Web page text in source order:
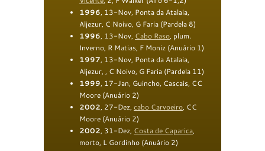
1996, 13-Nov, Ponta da Atalaia,
Aljezur, C Noivo, G Faria (Pardela 8)
1996, 13-Nov, Cabo Raso, plum.
Inverno, R Matias, F Moniz (Anuário 1)
1997, 13-Nov, Ponta da Atalaia,
Aljezur, , C Noivo, G Faria (Pardela 11)
1999, 17-Jan, Guincho, Cascais, CC
Moore (Anuário 2)
2002, 27-Dez, cabo Carvoeiro, CC
Moore (Anuário 2)
2002, 31-Dez, Costa de Caparica,
morto, L Gordinho (Anuário 2)